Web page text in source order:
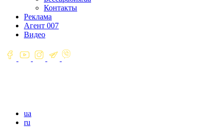
Контакты
Реклама
Агент 007
Видео
ua
ru